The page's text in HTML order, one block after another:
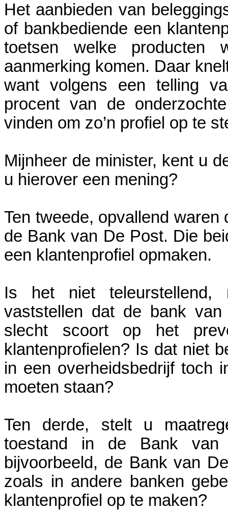
Het aanbieden van
of bankbediende een
toetsen welke
aanmerking komen. Daar
want volgens een telling
procent van de
vinden om zo’n profiel op te
Mijnheer de minister, kent u
u hierover een mening?
Ten tweede, opvallend
de Bank van De Post. Die
een klantenprofiel opmaken.
Is het niet teleurstellend,
vaststellen dat de bank
slecht scoort op het
klantenprofielen? Is dat niet
in een overheidsbedrijf toch
moeten staan?
Ten derde, stelt u
toestand in de Bank
bijvoorbeeld, de Bank van
zoals in andere banken
klantenprofiel op te maken?